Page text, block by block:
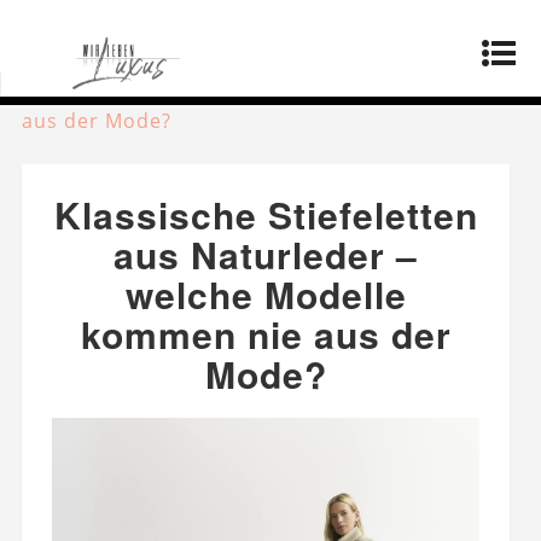
Startseite»
Klassische Stiefeletten
aus Naturleder – welche Modelle kommen nie
aus der Mode?
Klassische Stiefeletten
aus Naturleder –
welche Modelle
kommen nie aus der
Mode?